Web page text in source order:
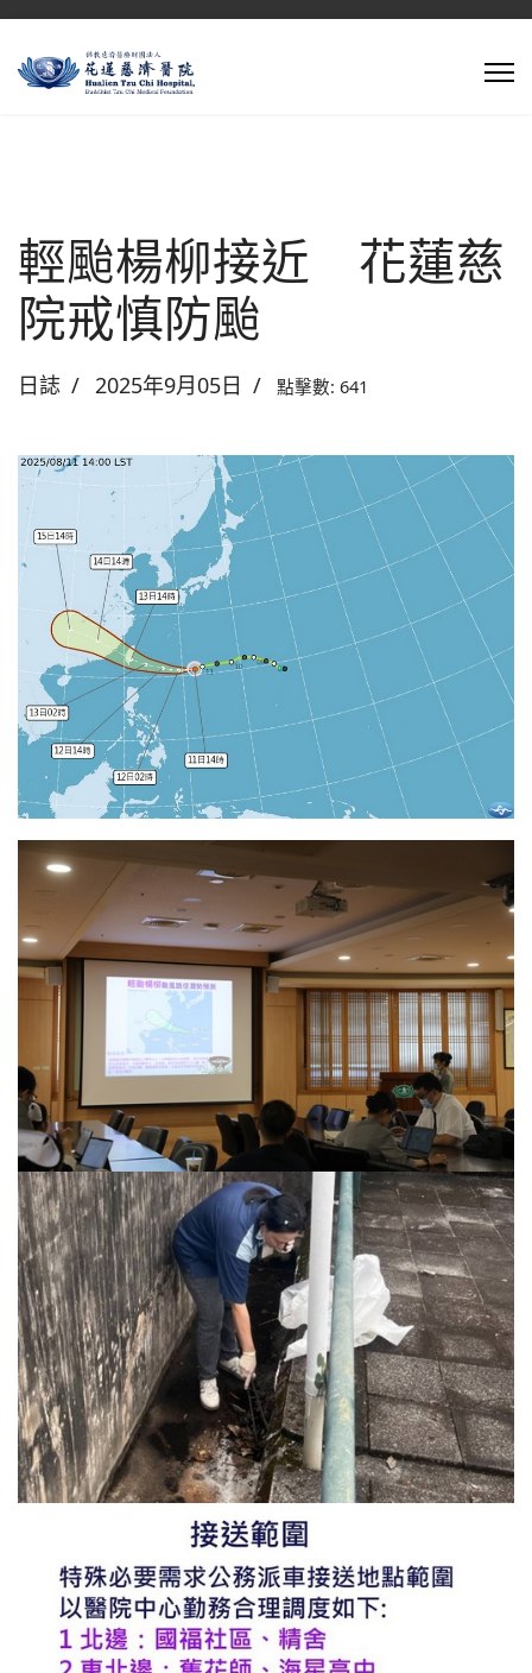
輕颱楊柳接近 花蓮慈
院戒慎防颱
日誌 2025年9月05日 點擊數: 641